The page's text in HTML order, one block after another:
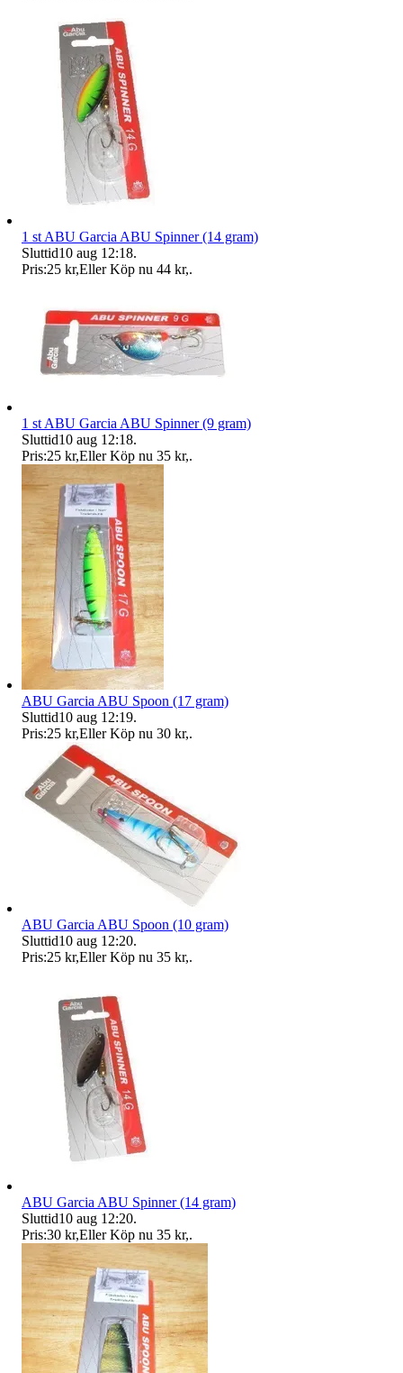
1 st ABU Garcia ABU Spinner (14 gram)
Sluttid10 aug 12:18.
Pris:25 kr,Eller Köp nu 44 kr,.
1 st ABU Garcia ABU Spinner (9 gram)
Sluttid10 aug 12:18.
Pris:25 kr,Eller Köp nu 35 kr,.
ABU Garcia ABU Spoon (17 gram)
Sluttid10 aug 12:19.
Pris:25 kr,Eller Köp nu 30 kr,.
ABU Garcia ABU Spoon (10 gram)
Sluttid10 aug 12:20.
Pris:25 kr,Eller Köp nu 35 kr,.
ABU Garcia ABU Spinner (14 gram)
Sluttid10 aug 12:20.
Pris:30 kr,Eller Köp nu 35 kr,.